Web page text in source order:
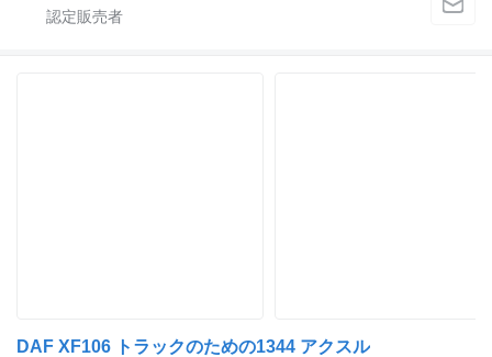
DAF XF106 トラックのための1344 アクスル